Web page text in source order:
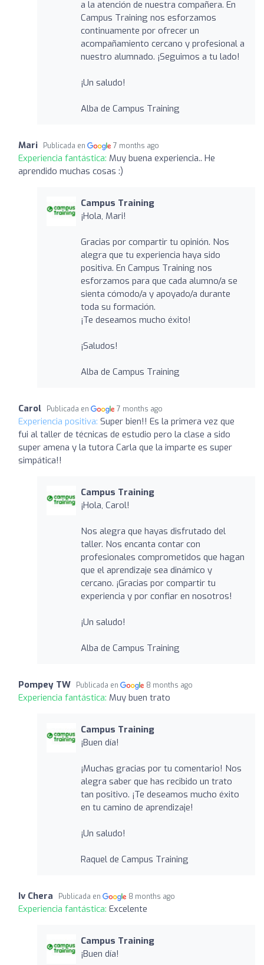
a la atención de nuestra compañera. En
Campus Training nos esforzamos
continuamente por ofrecer un
acompañamiento cercano y profesional a
nuestro alumnado. ¡Seguimos a tu lado!
¡Un saludo!
Alba de Campus Training
Mari Publicada en 7 months ago
Experiencia fantástica: Muy buena experiencia.. He
aprendido muchas cosas :)
Campus Training
¡Hola, Mari!
Gracias por compartir tu opinión. Nos
alegra que tu experiencia haya sido
positiva. En Campus Training nos
esforzamos para que cada alumno/a se
sienta cómodo/a y apoyado/a durante
toda su formación.
¡Te deseamos mucho éxito!
¡Saludos!
Alba de Campus Training
Carol Publicada en 7 months ago
Experiencia positiva: Super bien!! Es la primera vez que
fui al taller de técnicas de estudio pero la clase a sido
super amena y la tutora Carla que la imparte es super
simpática!!
Campus Training
¡Hola, Carol!
Nos alegra que hayas disfrutado del
taller. Nos encanta contar con
profesionales comprometidos que hagan
que el aprendizaje sea dinámico y
cercano. ¡Gracias por compartir tu
experiencia y por confiar en nosotros!
¡Un saludo!
Alba de Campus Training
Pompey TW Publicada en 8 months ago
Experiencia fantástica: Muy buen trato
Campus Training
¡Buen día!
¡Muchas gracias por tu comentario! Nos
alegra saber que has recibido un trato
tan positivo. ¡Te deseamos mucho éxito
en tu camino de aprendizaje!
¡Un saludo!
Raquel de Campus Training
Iv Chera Publicada en 8 months ago
Experiencia fantástica: Excelente
Campus Training
¡Buen día!